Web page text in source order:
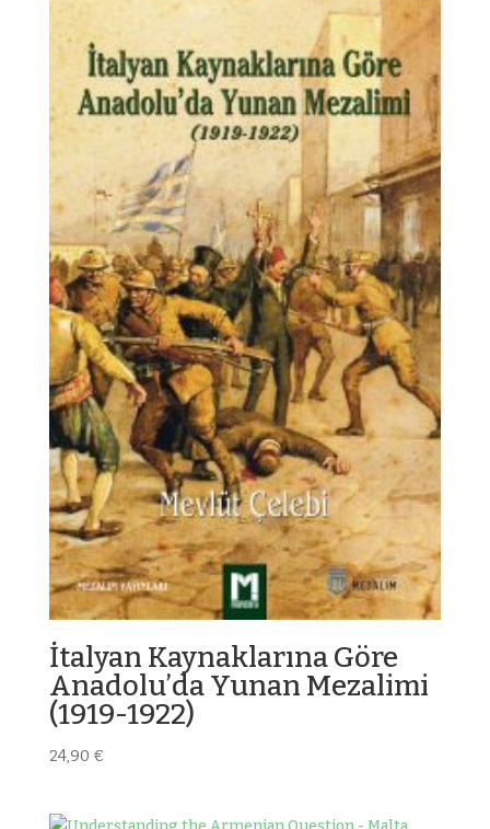
İtalyan Kaynaklarına Göre
Anadoluʼda Yunan Mezalimi
(1919-1922)
24,90 €